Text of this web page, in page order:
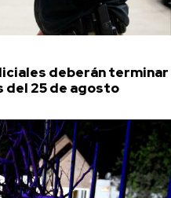
deberán terminar
del 25 de agosto